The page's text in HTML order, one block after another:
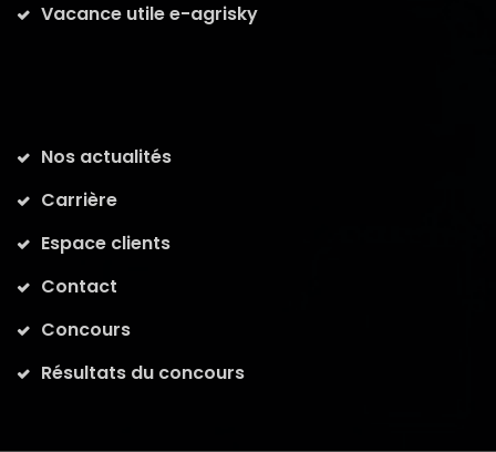
Vacance utile e-agrisky
Nos actualités
Carrière
Espace clients
Contact
Concours
Résultats du concours